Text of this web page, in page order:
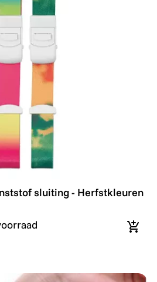
sluiting - Herfstkleuren -
sluiting - Herfstkleuren
In